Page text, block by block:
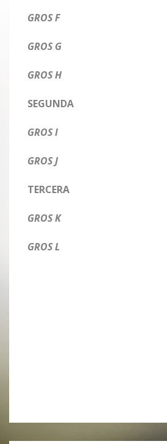
GROS F
GROS G
GROS H
SEGUNDA
GROS I
GROS J
TERCERA
GROS K
GROS L